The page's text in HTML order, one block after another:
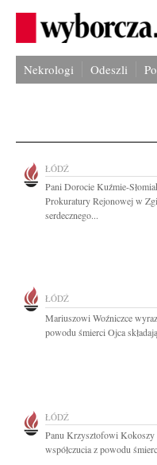
Nekrologi Odeszli
ŁÓDŹ
Pani Dorocie Kuźmie-
Prokuratury Rejonowej w
serdecznego...
ŁÓDŹ
Mariuszowi Woźniczce
powodu śmierci Ojca
ŁÓDŹ
Panu Krzysztofowi Kokoszy
współczucia z powodu